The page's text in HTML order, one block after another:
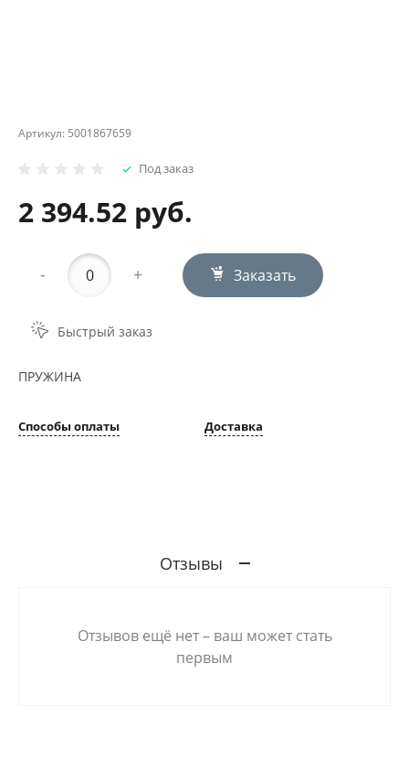
Артикул: 5001867659
Под заказ
2 394.52 руб.
- + Заказать
Быстрый заказ
ПРУЖИНА
Способы оплаты Доставка
Отзывы
Отзывов ещё нет – ваш может стать
первым